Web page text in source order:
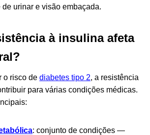
urinar e visão embaçada.
à insulina afeta
o risco de diabetes tipo 2, a resistência
para várias condições médicas.
: conjunto de condições —